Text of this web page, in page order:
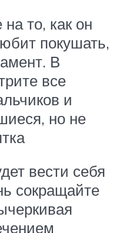
то, как он
покушать,
В
все
и
но не
вести себя
сокращайте